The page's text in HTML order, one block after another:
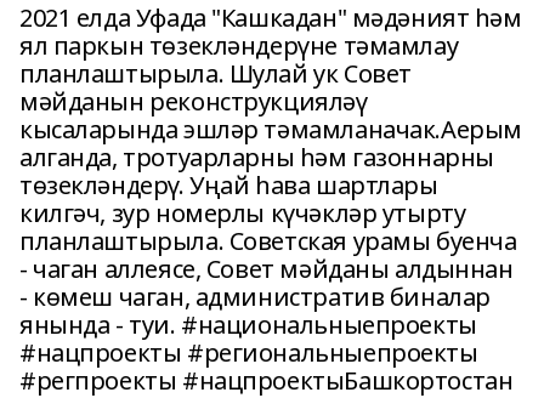
2021 елда Уфада "Кашкадан" мәдәният һәм
ял паркын төзекләндерүне тәмамлау
планлаштырыла. Шулай ук Совет
мәйданын реконструкцияләү
кысаларында эшләр тәмамланачак.Аерым
алганда, тротуарларны һәм газоннарны
төзекләндерү. Уңай һава шартлары
килгәч, зур номерлы күчәкләр утырту
планлаштырыла. Советская урамы буенча
- чаган аллеясе, Совет мәйданы алдыннан
- көмеш чаган, административ биналар
янында - туи. #национальныепроекты
#нацпроекты #региональныепроекты
#регпроекты #нацпроектыБашкортостан